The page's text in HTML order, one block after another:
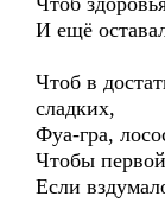
И ещё
Чтоб в
сладких,
Фуа-гра,
Чтобы
Если